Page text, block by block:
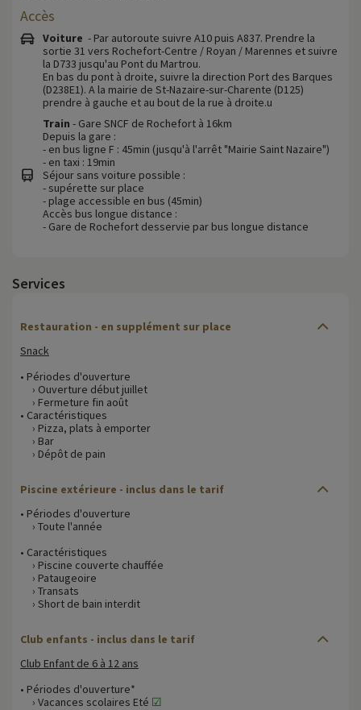
Accès
Voiture - Par autoroute suivre A10 puis A837. Prendre la
sortie 31 vers Rochefort-Centre / Royan / Marennes et suivre
la D733 jusqu'au Pont du Martrou.
En bas du pont à droite, suivre la direction Port des Barques
(D238E1). A la mairie de St-Nazaire-sur-Charente (D125)
prendre à gauche et au bout de la rue à droite.u
Train - Gare SNCF de Rochefort à 16km
Depuis la gare :
- en bus ligne F : 45min (jusqu'à l'arrêt "Mairie Saint Nazaire")
- en taxi : 19min
Séjour sans voiture possible :
- supérette sur place
- plage accessible en bus (45min)
Accès bus longue distance :
- Gare de Rochefort desservie par bus longue distance
Services
Restauration - en supplément sur place
Snack
• Périodes d'ouverture
› Ouverture début juillet
› Fermeture fin août
• Caractéristiques
› Pizza, plats à emporter
› Bar
› Dépôt de pain
Piscine extérieure - inclus dans le tarif
• Périodes d'ouverture
› Toute l'année
• Caractéristiques
› Piscine couverte chauffée
› Pataugeoire
› Transats
› Short de bain interdit
Club enfants - inclus dans le tarif
Club Enfant de 6 à 12 ans
• Périodes d'ouverture*
› Vacances scolaires Eté ☑